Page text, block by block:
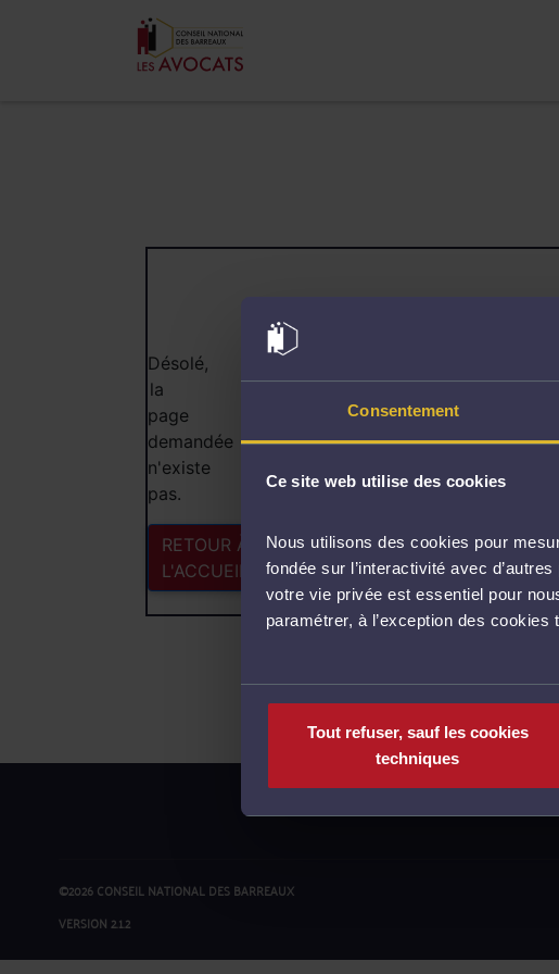
Consentement
Ce site web utilise des cookies
Nous utilisons des cookies pour
fondée sur l’interactivité avec
votre vie privée est essentiel pour
paramétrer, à l’exception des
Tout refuser, sauf les cookies
techniques
404
Désolé,
la
page
demandée
n'existe
pas.
RETOUR À
L'ACCUEIL
©2026 CONSEIL NATIONAL DES BARREAUX
VERSION 2.1.2